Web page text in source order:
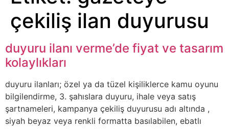
çekiliş ilan duyurusu
duyuru ilanı verme’de fiyat ve tasarım
kolaylıkları
duyuru ilanları; özel ya da tüzel kişiliklerce kamu oyunu
bilgilendirme, 3. şahıslara duyuru, ihale veya satış
şartnameleri, kampanya çekiliş duyurusu adı altında ,
siyah beyaz veya renkli formatta basılabilen, ebatlı